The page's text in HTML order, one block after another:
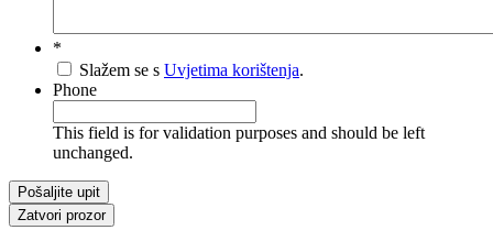
*
Slažem se s Uvjetima korištenja.
Phone
This field is for validation purposes and should be left
unchanged.
Zatvori prozor